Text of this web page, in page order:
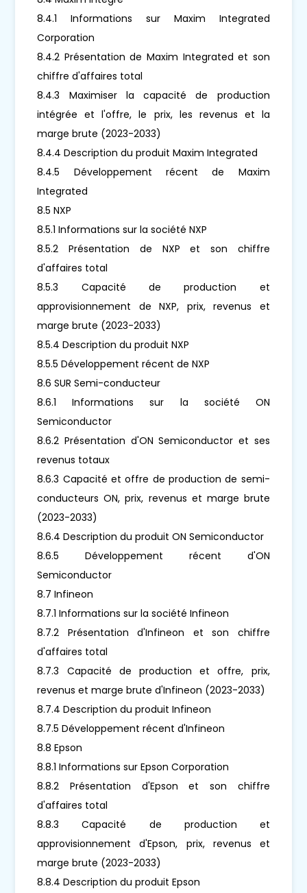
8.4.1 Informations sur Maxim Integrated
Corporation
8.4.2 Présentation de Maxim Integrated et son
chiffre d'affaires total
8.4.3 Maximiser la capacité de production
intégrée et l'offre, le prix, les revenus et la
marge brute (2023-2033)
8.4.4 Description du produit Maxim Integrated
8.4.5 Développement récent de Maxim
Integrated
8.5 NXP
8.5.1 Informations sur la société NXP
8.5.2 Présentation de NXP et son chiffre
d'affaires total
8.5.3 Capacité de production et
approvisionnement de NXP, prix, revenus et
marge brute (2023-2033)
8.5.4 Description du produit NXP
8.5.5 Développement récent de NXP
8.6 SUR Semi-conducteur
8.6.1 Informations sur la société ON
Semiconductor
8.6.2 Présentation d'ON Semiconductor et ses
revenus totaux
8.6.3 Capacité et offre de production de semi-
conducteurs ON, prix, revenus et marge brute
(2023-2033)
8.6.4 Description du produit ON Semiconductor
8.6.5 Développement récent d'ON
Semiconductor
8.7 Infineon
8.7.1 Informations sur la société Infineon
8.7.2 Présentation d'Infineon et son chiffre
d'affaires total
8.7.3 Capacité de production et offre, prix,
revenus et marge brute d'Infineon (2023-2033)
8.7.4 Description du produit Infineon
8.7.5 Développement récent d'Infineon
8.8 Epson
8.8.1 Informations sur Epson Corporation
8.8.2 Présentation d'Epson et son chiffre
d'affaires total
8.8.3 Capacité de production et
approvisionnement d'Epson, prix, revenus et
marge brute (2023-2033)
8.8.4 Description du produit Epson